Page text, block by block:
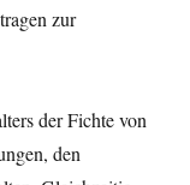
zur
der Fichte von
den